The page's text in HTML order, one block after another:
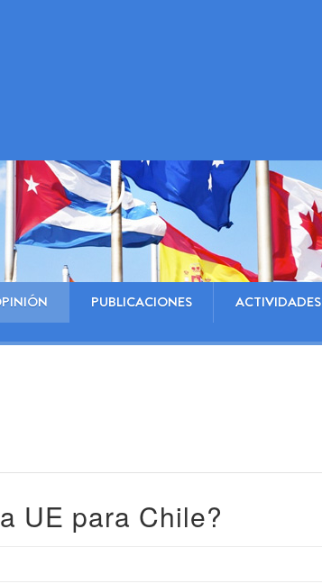
PUBLICACIONES ACTIVIDADES
UE para Chile?